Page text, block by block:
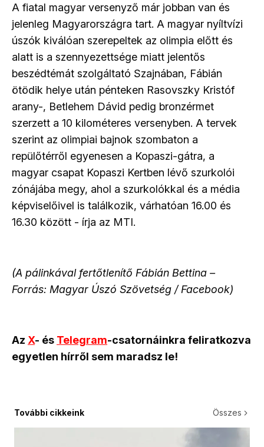
A fiatal magyar versenyző már jobban van és
jelenleg Magyarországra tart. A magyar nyíltvízi
úszók kiválóan szerepeltek az olimpia előtt és
alatt is a szennyezettsége miatt jelentős
beszédtémát szolgáltató Szajnában, Fábián
ötödik helye után pénteken Rasovszky Kristóf
arany-, Betlehem Dávid pedig bronzérmet
szerzett a 10 kilométeres versenyben. A tervek
szerint az olimpiai bajnok szombaton a
repülőtérről egyenesen a Kopaszi-gátra, a
magyar csapat Kopaszi Kertben lévő szurkolói
zónájába megy, ahol a szurkolókkal és a média
képviselőivel is találkozik, várhatóan 16.00 és
16.30 között - írja az MTI.
(A pálinkával fertőtlenítő Fábián Bettina –
Forrás: Magyar Úszó Szövetség / Facebook)
Az X- és Telegram-csatornáinkra feliratkozva
egyetlen hírről sem maradsz le!
További cikkeink Összes